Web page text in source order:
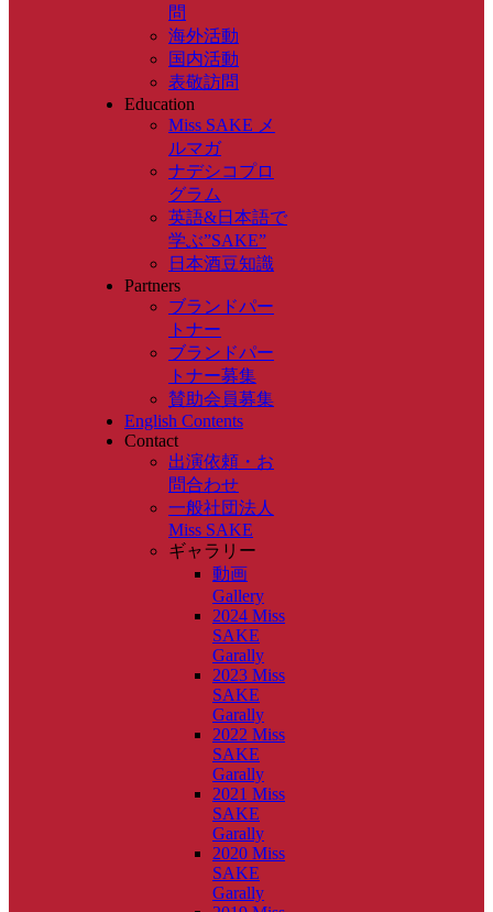
問
海外活動
国内活動
表敬訪問
Education
Miss SAKE メ
ルマガ
ナデシコプロ
グラム
英語&日本語で
学ぶ”SAKE”
日本酒豆知識
Partners
ブランドパー
トナー
ブランドパー
トナー募集
賛助会員募集
English Contents
Contact
出演依頼・お
問合わせ
一般社団法人
Miss SAKE
ギャラリー
動画
Gallery
2024 Miss
SAKE
Garally
2023 Miss
SAKE
Garally
2022 Miss
SAKE
Garally
2021 Miss
SAKE
Garally
2020 Miss
SAKE
Garally